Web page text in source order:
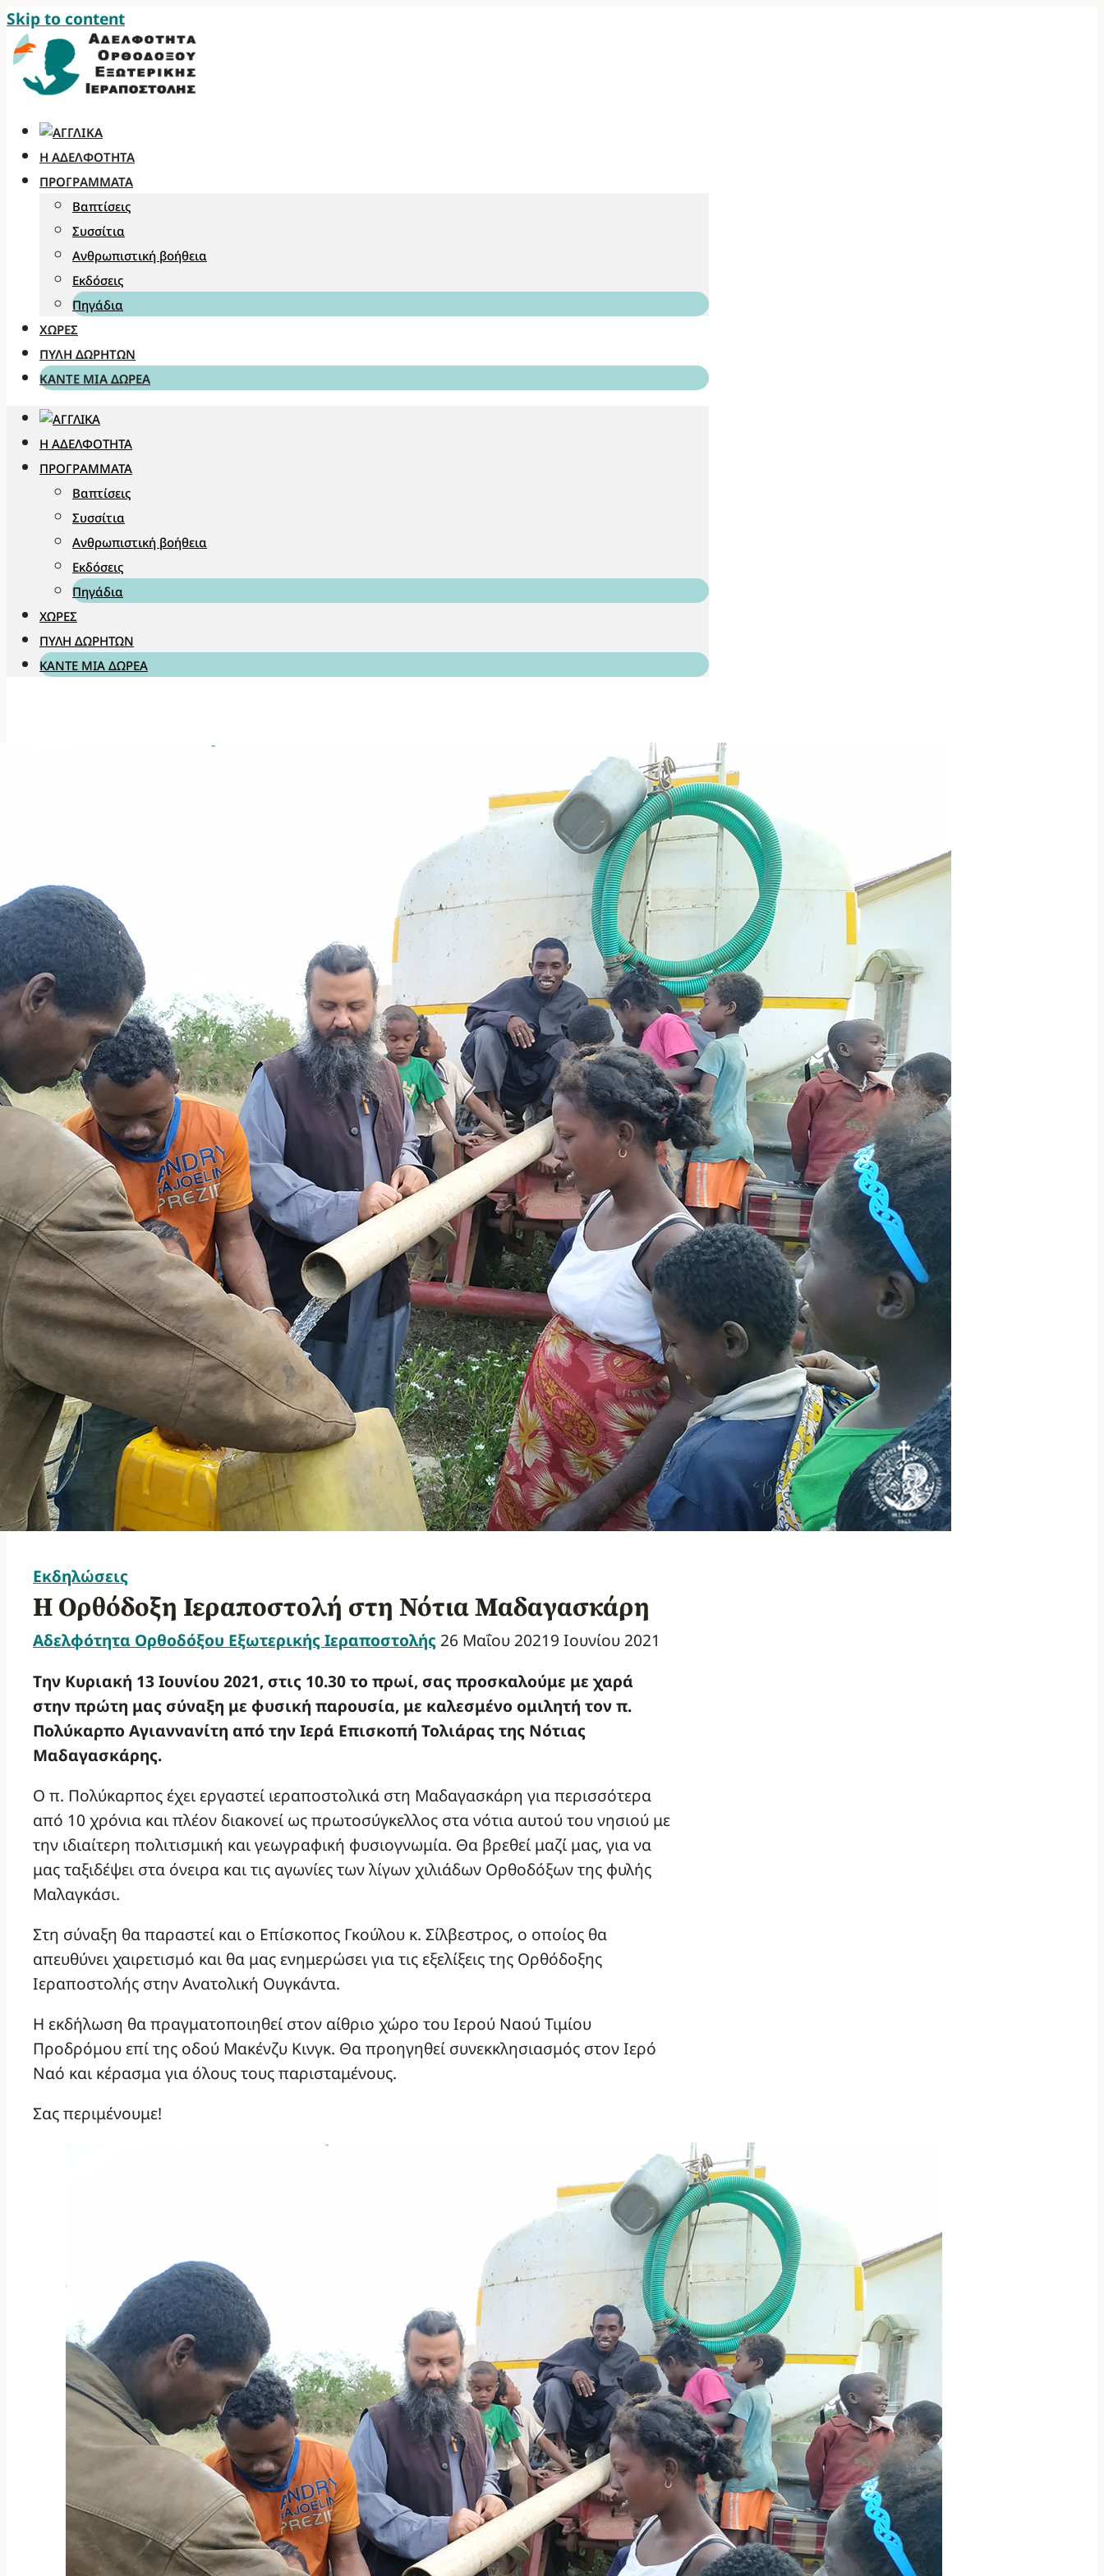
Skip to content
Η ΑΔΕΛΦΌΤΗΤΑ
ΠΡΟΓΡΆΜΜΑΤΑ
Βαπτίσεις
Συσσίτια
Ανθρωπιστική βοήθεια
Εκδόσεις
Πηγάδια
ΧΏΡΕΣ
ΠΎΛΗ ΔΩΡΗΤΏΝ
ΚΆΝΤΕ ΜΊΑ ΔΩΡΕΆ
Η ΑΔΕΛΦΌΤΗΤΑ
ΠΡΟΓΡΆΜΜΑΤΑ
Βαπτίσεις
Συσσίτια
Ανθρωπιστική βοήθεια
Εκδόσεις
Πηγάδια
ΧΏΡΕΣ
ΠΎΛΗ ΔΩΡΗΤΏΝ
ΚΆΝΤΕ ΜΊΑ ΔΩΡΕΆ
Εκδηλώσεις
Η Ορθόδοξη Ιεραποστολή στη Νότια Μαδαγασκάρη
Αδελφότητα Ορθοδόξου Εξωτερικής Ιεραποστολής 26 Μαΐου 20219 Ιουνίου 2021
Την Κυριακή 13 Ιουνίου 2021, στις 10.30 το πρωί, σας προσκαλούμε με χαρά
στην πρώτη μας σύναξη με φυσική παρουσία, με καλεσμένο ομιλητή τον π.
Πολύκαρπο Αγιαννανίτη από την Ιερά Επισκοπή Τολιάρας της Νότιας
Μαδαγασκάρης.
Ο π. Πολύκαρπος έχει εργαστεί ιεραποστολικά στη Μαδαγασκάρη για περισσότερα
από 10 χρόνια και πλέον διακονεί ως πρωτοσύγκελλος στα νότια αυτού του νησιού με
την ιδιαίτερη πολιτισμική και γεωγραφική φυσιογνωμία. Θα βρεθεί μαζί μας, για να
μας ταξιδέψει στα όνειρα και τις αγωνίες των λίγων χιλιάδων Ορθοδόξων της φυλής
Μαλαγκάσι.
Στη σύναξη θα παραστεί και ο Επίσκοπος Γκούλου κ. Σίλβεστρος, ο οποίος θα
απευθύνει χαιρετισμό και θα μας ενημερώσει για τις εξελίξεις της Ορθόδοξης
Ιεραποστολής στην Ανατολική Ουγκάντα.
Η εκδήλωση θα πραγματοποιηθεί στον αίθριο χώρο του Ιερού Ναού Τιμίου
Προδρόμου επί της οδού Μακένζυ Κινγκ. Θα προηγηθεί συνεκκλησιασμός στον Ιερό
Ναό και κέρασμα για όλους τους παρισταμένους.
Σας περιμένουμε!